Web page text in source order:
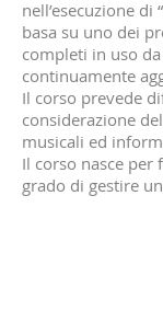
nell’esecuzione di
basa su uno dei
completi in uso
continuamente
Il corso prevede
considerazione
musicali ed
Il corso nasce per
grado di gestire